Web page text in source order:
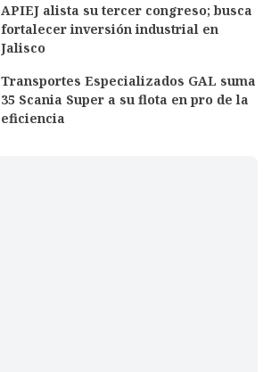
APIEJ alista su tercer congreso; busca
fortalecer inversión industrial en
Jalisco
Transportes Especializados GAL suma
35 Scania Super a su flota en pro de la
eficiencia